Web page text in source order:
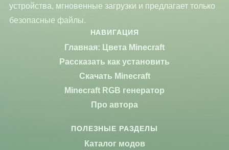
устройства, мгновенные загрузки и предлагает только
безопасные файлы.
НАВИГАЦИЯ
Главная: Цвета Minecraft
Рассказать как установить
Скачать Minecraft
Minecraft RGB генератор
Про автора
ПОЛЕЗНЫЕ РАЗДЕЛЫ
Каталог модов